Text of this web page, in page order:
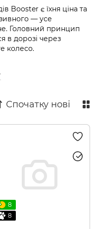
Booster є їхня ціна та
— усе
Головний принцип
в дорозі через
колесо.
Спочатку нові
8
8